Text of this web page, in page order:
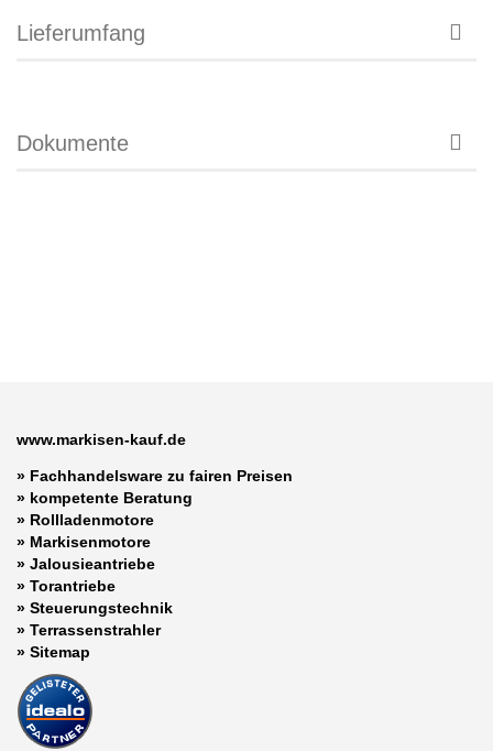
Lieferumfang
Dokumente
www.markisen-kauf.de
» Fachhandelsware zu fairen Preisen
» kompetente Beratung
» Rollladenmotore
» Markisenmotore
» Jalousieantriebe
» Torantriebe
» Steuerungstechnik
» Terrassenstrahler
» Sitemap